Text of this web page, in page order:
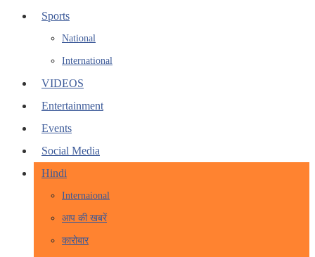
Sports
National
International
VIDEOS
Entertainment
Events
Social Media
Hindi
Internaional
आप की खबरें
कारोबार